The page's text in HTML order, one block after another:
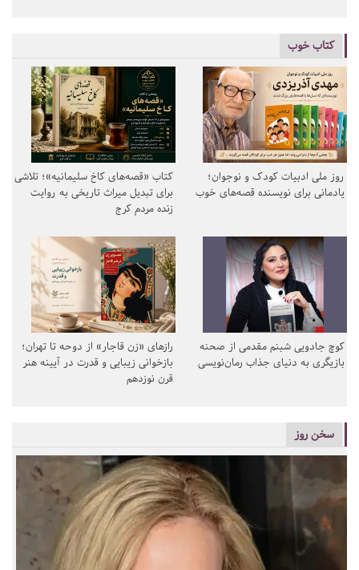
کتاب خوب
روز ملی ادبیات کودک و نوجوان؛
یادمانی برای نویسنده قصه‌های خوب
کتاب «قصه‌های کاخ سلیمانیه»؛ تلاشی
برای تبدیل میراث تاریخی به روایت
زنده مردم کرج
کوچ جادویی شبنم مقدمی از صحنه
بازیگری به دنیای جذاب رمان‌نویسی
رازهای «زن قاجار» از دوحه تا تهران؛
بازخوانی زیبایی و قدرت در آیینه هنر
قرن نوزدهم
سخن روز